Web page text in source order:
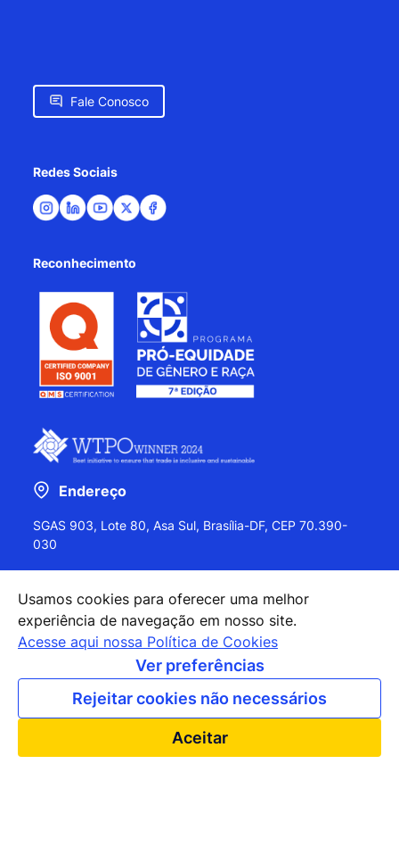
Fale Conosco
Redes Sociais
Reconhecimento
Endereço
SGAS 903, Lote 80, Asa Sul, Brasília-DF, CEP 70.390-
030
+55 (61) 2027-0202
+55 (61) 2027-0203
apexbrasil@apexbrasil.com.br
Nossos escritórios pelo mundo
Usamos cookies para oferecer uma melhor
experiência de navegação em nosso site.
Acesse aqui nossa Política de Cookies
Ver preferências
Rejeitar cookies não necessários
Aceitar